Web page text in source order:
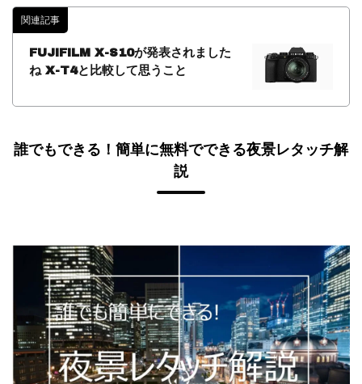
関連記事
FUJIFILM X-S10が発表されました
ね X-T4と比較して思うこと
誰でもできる！簡単に無料でできる夜景レタッチ解
説